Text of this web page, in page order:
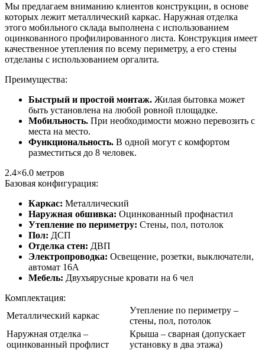
Мы предлагаем вниманию клиентов конструкции, в основе
которых лежит металлический каркас. Наружная отделка
этого мобильного склада выполнена с использованием
оцинкованного профилированного листа. Конструкция имеет
качественное утепления по всему периметру, а его стены
отделаны с использованием оргалита.
Преимущества:
Быстрый и простой монтаж. Жилая бытовка может
быть установлена на любой ровной площадке.
Мобильность. При необходимости можно перевозить с
места на место.
Функциональность. В одной могут с комфортом
разместиться до 8 человек.
2.4×6.0 метров
Базовая конфигурация:
Каркас: Металлический
Наружная обшивка: Оцинкованный профнастил
Утепление по периметру: Стены, пол, потолок
Пол: ДСП
Отделка стен: ДВП
Электропроводка: Освещение, розетки, выключатели,
автомат 16А
Мебель: Двухъярусные кровати на 6 чел
Комплектация:
Металлический каркас
Утепление по периметру –
стены, пол, потолок
Наружная отделка –
оцинкованный профлист
Крыша – сварная (допускает
установку в два этажа)